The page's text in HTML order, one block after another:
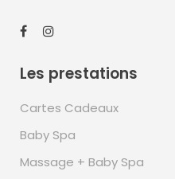
Les prestations
Cartes Cadeaux
Baby Spa
Massage + Baby Spa